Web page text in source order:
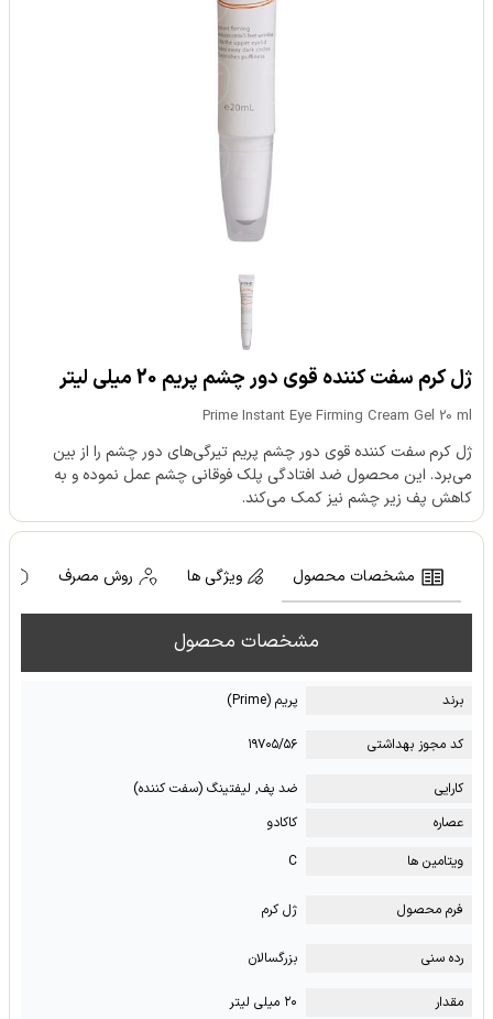
ژل کرم سفت کننده قوی دور چشم پریم 20 میلی لیتر
Prime Instant Eye Firming Cream Gel 20 ml
ژل کرم سفت کننده قوی دور چشم پریم تیرگی‌های دور چشم را از بین
می‌برد. این محصول ضد افتادگی پلک فوقانی چشم عمل نموده و به
کاهش پف زیر چشم نیز کمک می‌کند.
مشخصات محصول ویژگی ها روش مصرف
مشخصات محصول
برند پریم (Prime)
کد مجوز بهداشتی ۱۹۷۰۵/۵۶
کارایی
ضد پف, لیفتینگ (سفت کننده)
عصاره
کاکادو
ویتامین ها
C
فرم محصول ژل کرم
رده سنی بزرگسالان
مقدار ۲۰ میلی لیتر